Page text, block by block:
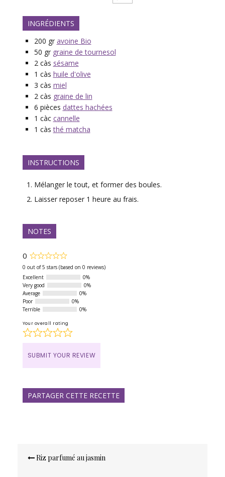
INGRÉDIENTS
200 gr avoine Bio
50 gr graine de tournesol
2 càs sésame
1 càs huile d'olive
3 càs miel
2 càs graine de lin
6 pièces dattes hachées
1 càc cannelle
1 càs thé matcha
INSTRUCTIONS
Mélanger le tout, et former des boules.
Laisser reposer 1 heure au frais.
NOTES
0 Rated
0
of
5
0 out of 5 stars (based on 0 reviews)
Excellent
0%
Very good
0%
Average
0%
Poor
0%
Terrible
0%
Your overall rating
SUBMIT YOUR REVIEW
PARTAGER CETTE RECETTE
Navigation
Riz parfumé au jasmin